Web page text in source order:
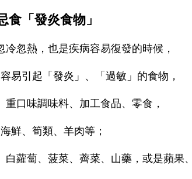
食「發炎食物」
冷忽熱，也是疾病容易復發的時候，
易引起「發炎」、「過敏」的食物，
重口味調味料、加工食品、零食，
鮮、筍類、羊肉等；
蘿蔔、菠菜、薺菜、山藥，或是蘋果